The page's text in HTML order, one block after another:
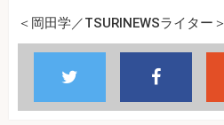
＜岡田学／TSURINEWSライター＞